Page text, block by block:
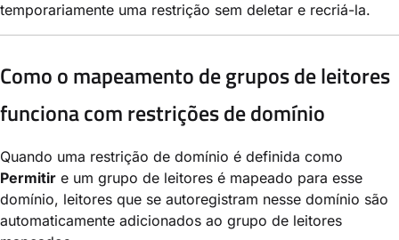
temporariamente uma restrição sem deletar e recriá-la.
Como o mapeamento de grupos de leitores
funciona com restrições de domínio
Quando uma restrição de domínio é definida como
Permitir e um grupo de leitores é mapeado para esse
domínio, leitores que se autoregistram nesse domínio são
automaticamente adicionados ao grupo de leitores